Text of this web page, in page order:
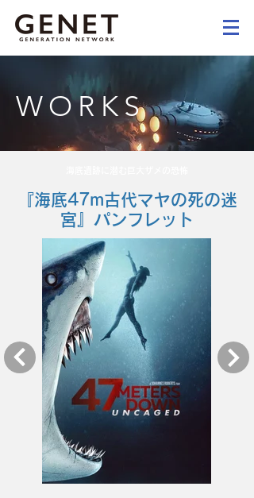
WORKS
『海底47m古代マヤの死の迷
宮』パンフレット